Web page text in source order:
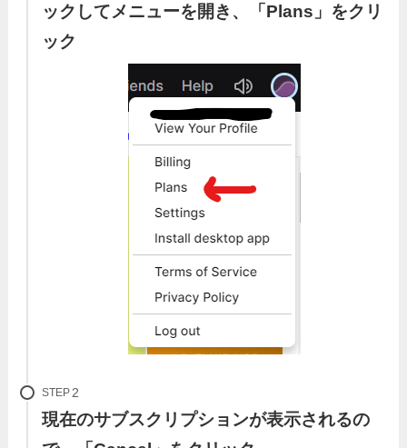
ックしてメニューを開き、「Plans」をクリ
ック
STEP
現在のサブスクリプションが表示されるの